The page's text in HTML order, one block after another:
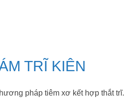
TRĨ KIÊN
pháp tiêm xơ kết hợp thắt trĩ.